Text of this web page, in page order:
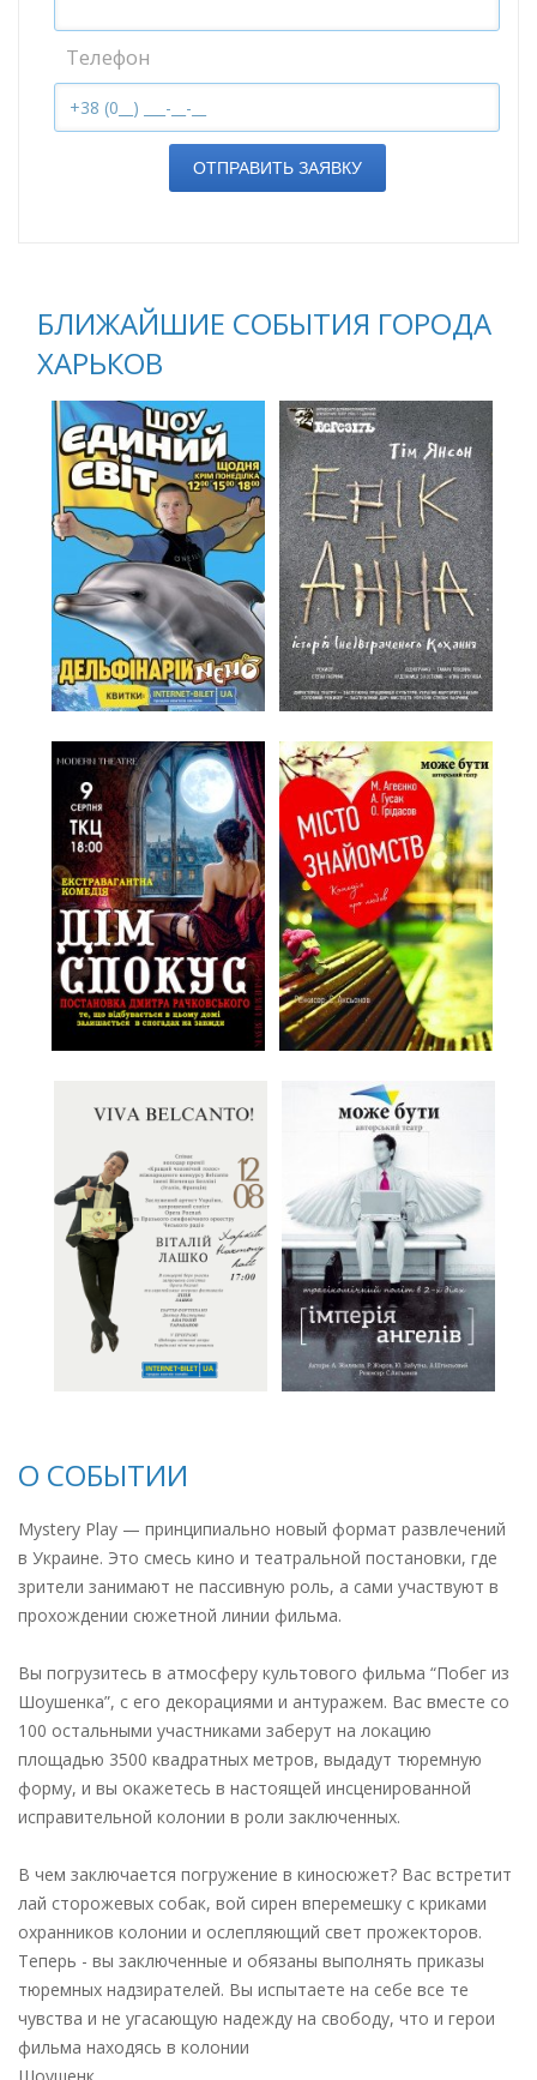
Телефон
ОТПРАВИТЬ ЗАЯВКУ
БЛИЖАЙШИЕ СОБЫТИЯ ГОРОДА
ХАРЬКОВ
О СОБЫТИИ
Mystery Play — принципиально новый формат развлечений
в Украине. Это смесь кино и театральной постановки, где
зрители занимают не пассивную роль, а сами участвуют в
прохождении сюжетной линии фильма.
Вы погрузитесь в атмосферу культового фильма “Побег из
Шоушенка”, с его декорациями и антуражем. Вас вместе со
100 остальными участниками заберут на локацию
площадью 3500 квадратных метров, выдадут тюремную
форму, и вы окажетесь в настоящей инсценированной
исправительной колонии в роли заключенных.
В чем заключается погружение в киносюжет? Вас встретит
лай сторожевых собак, вой сирен вперемешку с криками
охранников колонии и ослепляющий свет прожекторов.
Теперь - вы заключенные и обязаны выполнять приказы
тюремных надзирателей. Вы испытаете на себе все те
чувства и не угасающую надежду на свободу, что и герои
фильма находясь в колонии